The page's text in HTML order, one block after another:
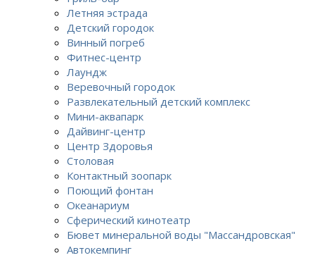
Летняя эстрада
Детский городок
Винный погреб
Фитнес-центр
Лаундж
Веревочный городок
Развлекательный детский комплекс
Мини-аквапарк
Дайвинг-центр
Центр Здоровья
Столовая
Контактный зоопарк
Поющий фонтан
Океанариум
Сферический кинотеатр
Бювет минеральной воды "Массандровская"
Автокемпинг